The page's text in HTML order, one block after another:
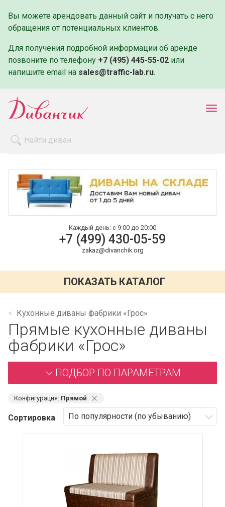
Вы можете арендовать данный сайт и получать с него
обращения от потенциальных клиентов.
Для получения подробной информации об аренде
позвоните по телефону +7 (495) 445-55-02 или
напишите email на sales@traffic-lab.ru.
Оплата и доставка
Контакты
Каждый день: с 9:00 до 20:00
+7 (499) 430-05-59
zakaz@divanchik.org
ПОКАЗАТЬ КАТАЛОГ
Кухонные диваны фабрики «Грос»
Прямые кухонные диваны
фабрики «Грос»
ПОДБОР ПО ПАРАМЕТРАМ
Конфигурация: Прямой ⨯
Сортировка